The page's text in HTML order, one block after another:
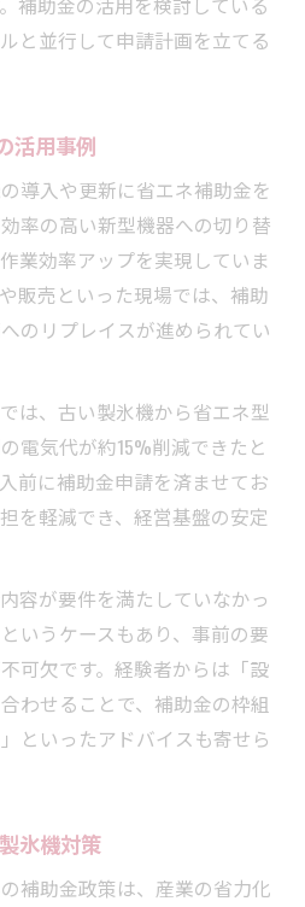
と並行して申請計画を立てる
活用事例
導入や更新に省エネ補助金を
率の高い新型機器への切り替
業効率アップを実現していま
販売といった現場では、補助
のリプレイスが進められてい
は、古い製氷機から省エネ型
電気代が約15%削減できたと
前に補助金申請を済ませてお
を軽減でき、経営基盤の安定
容が要件を満たしていなかっ
いうケースもあり、事前の要
可欠です。経験者からは「設
わせることで、補助金の枠組
といったアドバイスも寄せら
氷機対策
補助金政策は、産業の省力化